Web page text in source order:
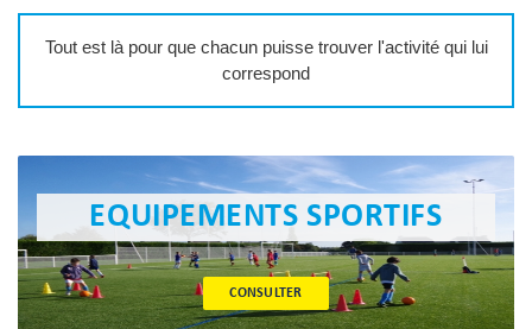
Tout est là pour que chacun puisse trouver l'activité qui lui
correspond
EQUIPEMENTS SPORTIFS
CONSULTER